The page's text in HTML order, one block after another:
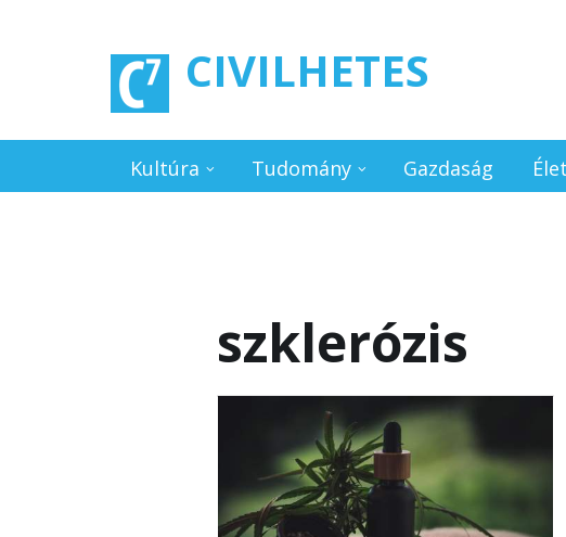
CIVILHETES
Kultúra Tudomány Gazdaság
szklerózis